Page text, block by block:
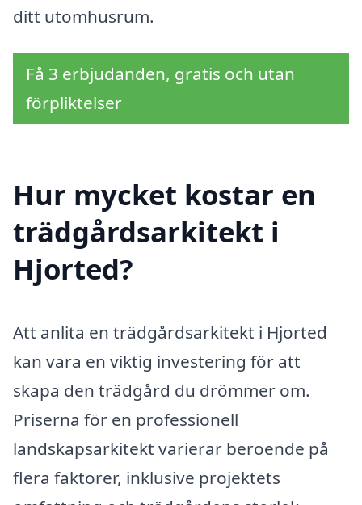
ditt utomhusrum.
Få 3 erbjudanden, gratis och utan
förpliktelser
Hur mycket kostar en
trädgårdsarkitekt i
Hjorted?
Att anlita en trädgårdsarkitekt i Hjorted
kan vara en viktig investering för att
skapa den trädgård du drömmer om.
Priserna för en professionell
landskapsarkitekt varierar beroende på
flera faktorer, inklusive projektets